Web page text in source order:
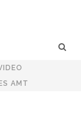
AMT